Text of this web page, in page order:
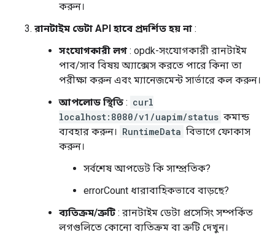
করুন।
রানটাইম ডেটা API হাবে প্রদর্শিত হয় না :
সংযোগকারী লগ : opdk-সংযোগকারী রানটাইম
পাব/সাব বিষয় অ্যাক্সেস করতে পারে কিনা তা
পরীক্ষা করুন এবং ম্যানেজমেন্ট সার্ভারে কল করুন।
আপলোড স্থিতি : curl
localhost:8080/v1/uapim/status কমান্ড
ব্যবহার করুন। RuntimeData বিভাগে ফোকাস
করুন।
সর্বশেষ আপডেট কি সাম্প্রতিক?
errorCount ধারাবাহিকভাবে বাড়ছে?
ব্যতিক্রম/ত্রুটি : রানটাইম ডেটা প্রসেসিং সম্পর্কিত
লগগুলিতে কোনো ব্যতিক্রম বা ত্রুটি দেখুন।